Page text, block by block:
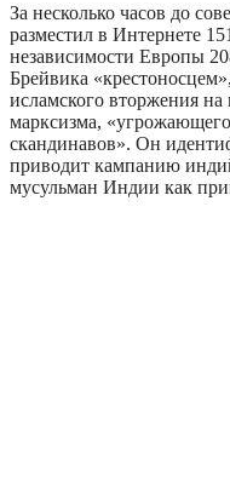
За несколько часов до
разместил в Интернете
независимости Европы
Брейвика
исламского вторжения
марксизма,
скандинавов». Он
приводит кампанию
мусульман Индии как